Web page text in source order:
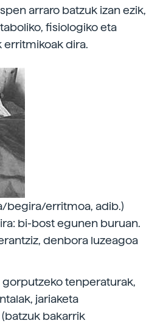
arraro batzuk izan ezik,
fisiologiko eta
erritmikoak dira.
begira/erritmoa, adib.)
bi-bost egunen buruan.
denbora luzeagoa
tenperaturak,
jariaketa
bakarrik